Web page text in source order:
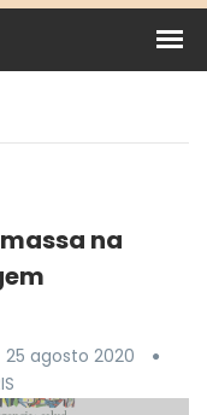
na
25 agosto 2020